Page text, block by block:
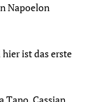
Napoelon
ist das erste